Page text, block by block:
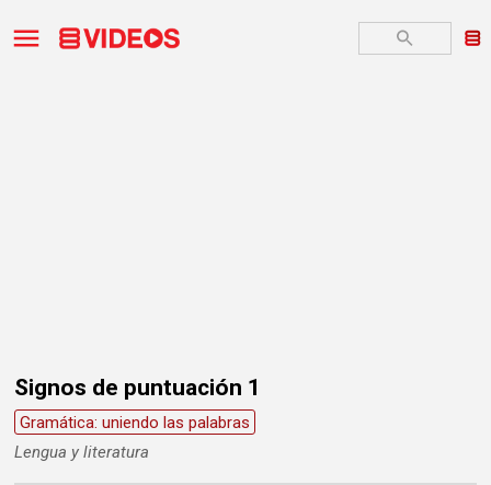
Signos de puntuación 1
Gramática: uniendo las palabras
Lengua y literatura